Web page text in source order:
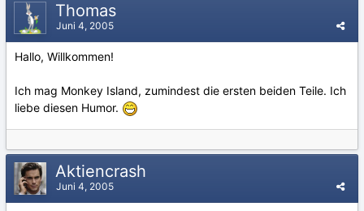
Thomas
Juni 4, 2005
Hallo, Willkommen!
Ich mag Monkey Island, zumindest die ersten beiden Teile. Ich
liebe diesen Humor.
Aktiencrash
Juni 4, 2005